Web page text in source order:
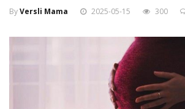
ByVersli Mama 2025-05-15 300